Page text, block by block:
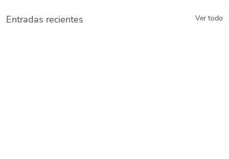
Entradas recientes Ver todo